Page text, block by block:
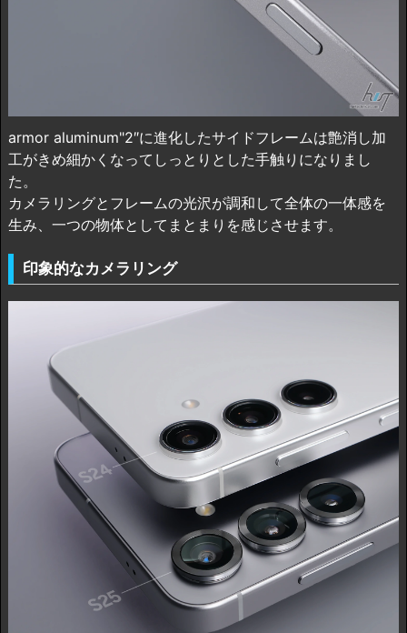
armor aluminum"2″に進化したサイドフレームは艶消し加
工がきめ細かくなってしっとりとした手触りになりまし
た。
カメラリングとフレームの光沢が調和して全体の一体感を
生み、一つの物体としてまとまりを感じさせます。
印象的なカメラリング